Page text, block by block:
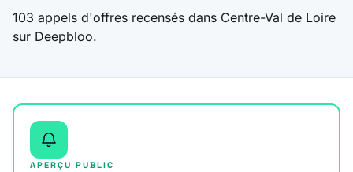
103 appels d'offres recensés dans Centre-Val de Loire
sur Deepbloo.
APERÇU PUBLIC